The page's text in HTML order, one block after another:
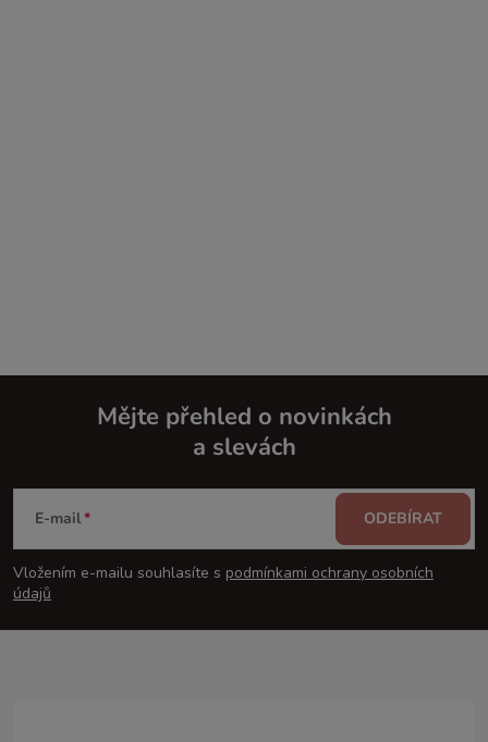
p
a
Mějte přehled o novinkách
a slevách
E-mail
Vložením e-mailu souhlasíte s podmínkami ochrany osobních
údajů
ODEBÍRAT